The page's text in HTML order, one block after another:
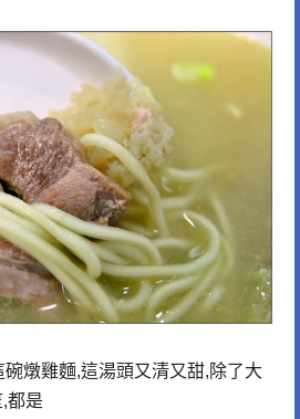
燉雞麵,這湯頭又清又甜,除了大
都是